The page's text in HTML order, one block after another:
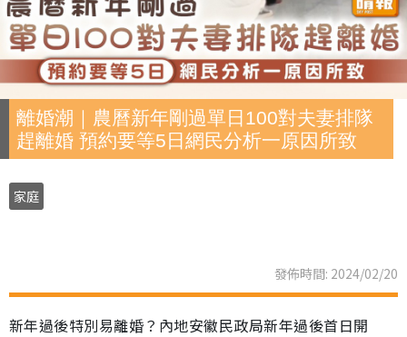
離婚潮｜農曆新年剛過單日100對夫妻排隊
趕離婚 預約要等5日網民分析一原因所致
家庭
發佈時間: 2024/02/20
新年過後特別易離婚？內地安徽民政局新年過後首日開